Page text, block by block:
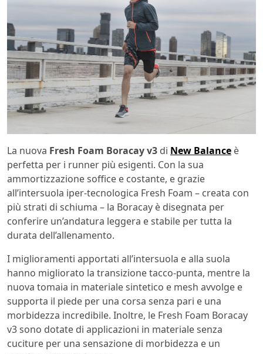
La nuova Fresh Foam Boracay v3 di New Balance è
perfetta per i runner più esigenti. Con la sua
ammortizzazione soffice e costante, e grazie
all’intersuola iper-tecnologica Fresh Foam – creata con
più strati di schiuma – la Boracay è disegnata per
conferire un’andatura leggera e stabile per tutta la
durata dell’allenamento.
I miglioramenti apportati all’intersuola e alla suola
hanno migliorato la transizione tacco-punta, mentre la
nuova tomaia in materiale sintetico e mesh avvolge e
supporta il piede per una corsa senza pari e una
morbidezza incredibile. Inoltre, le Fresh Foam Boracay
v3 sono dotate di applicazioni in materiale senza
cuciture per una sensazione di morbidezza e un